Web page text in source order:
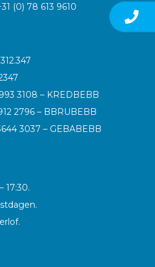
(0) 78 613 9610
3108 – KREDBEBB
2796 – BBRUBEBB
3037 – GEBABEBB
17:30.